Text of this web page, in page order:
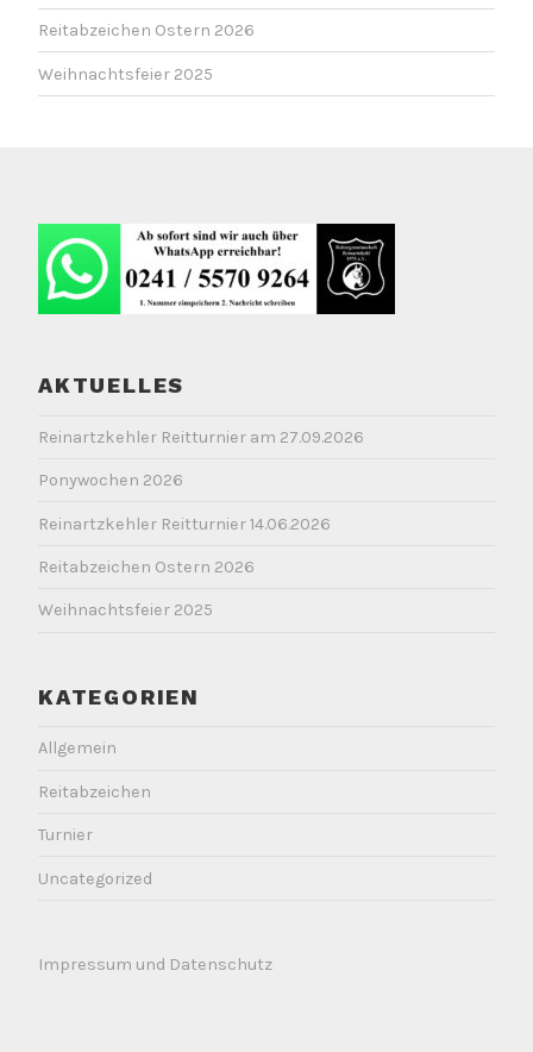
Reitabzeichen Ostern 2026
Weihnachtsfeier 2025
AKTUELLES
Reinartzkehler Reitturnier am 27.09.2026
Ponywochen 2026
Reinartzkehler Reitturnier 14.06.2026
Reitabzeichen Ostern 2026
Weihnachtsfeier 2025
KATEGORIEN
Allgemein
Reitabzeichen
Turnier
Uncategorized
Impressum und Datenschutz